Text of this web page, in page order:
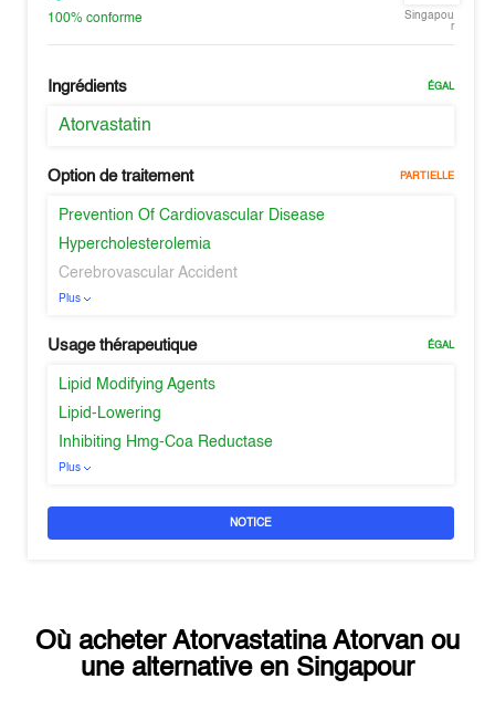
100%conforme
Singapou
r
Ingrédients ÉGAL
Atorvastatin
Option de traitement PARTIELLE
Prevention Of Cardiovascular Disease
Hypercholesterolemia
Cerebrovascular Accident
Plus
Usage thérapeutique ÉGAL
Lipid Modifying Agents
Lipid-Lowering
Inhibiting Hmg-Coa Reductase
Plus
NOTICE
Où acheter Atorvastatina Atorvan ou
une alternative en Singapour